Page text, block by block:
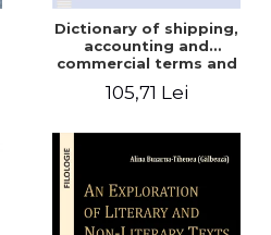
Dictionary of shipping,
accounting and
commercial terms and
Russian – German
105,71 Lei